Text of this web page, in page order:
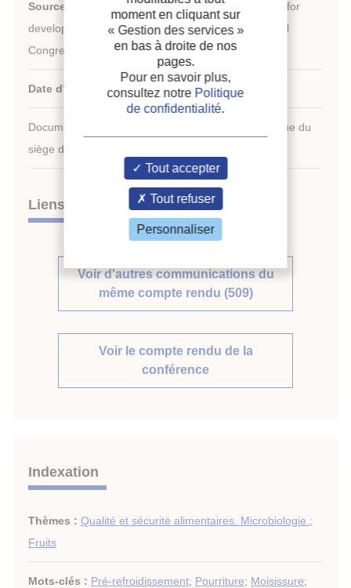
Source :
Development in refrigeration, refrigeration for
development. Proceedings of the XVIIth international
Congress of Refrigeration.
Date d'édition :24/08/1987
Document disponible en consultation à la bibliothèque du
siège de l'IIF uniquement.
Liens
Voir d'autres communications du
même compte rendu (509)
Voir le compte rendu de la
conférence
Indexation
Thèmes : Qualité et sécurité alimentaires. Microbiologie. ;
Fruits
Mots-clés : Pré-refroidissement; Pourriture; Moisissure;
moment en cliquant sur
« Gestion des services »
en bas à droite de nos
pages.
Pour en savoir plus,
consultez notre Politique
de confidentialité.
Tout accepter
Tout refuser
Personnaliser